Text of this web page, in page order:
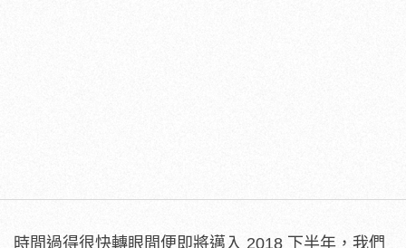
時間過得很快轉眼間便即將邁入 2018 下半年，我們